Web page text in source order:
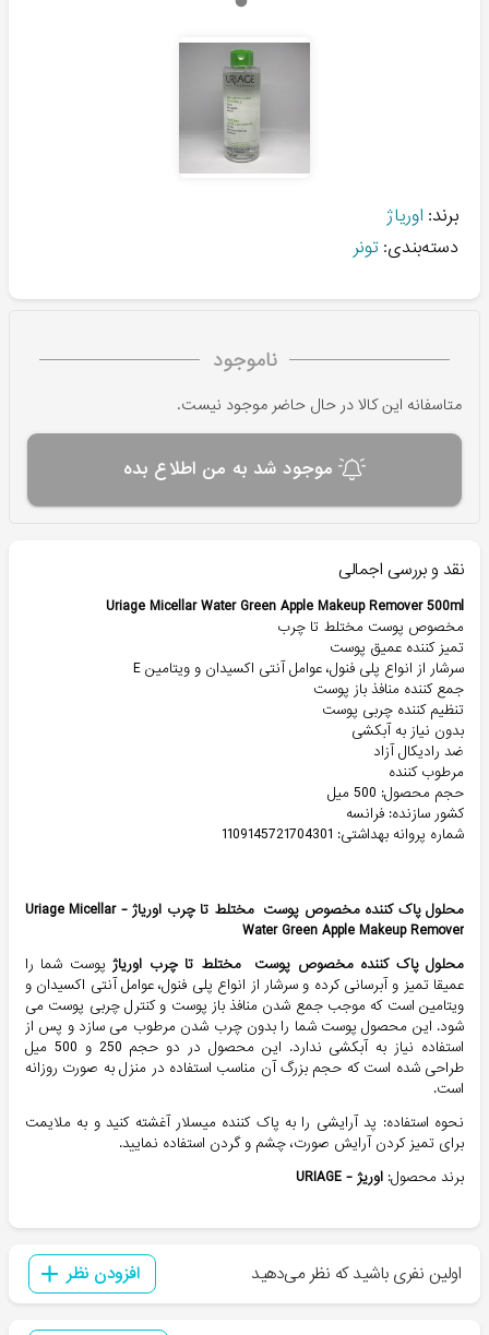
برند: اوریاژ
دسته‌بندی: تونر
ناموجود
متاسفانه این کالا در حال حاضر موجود نیست.
موجود شد به من اطلاع بده
نقد و بررسی اجمالی
Uriage Micellar Water Green Apple Makeup Remover 500ml
مخصوص پوست مختلط تا چرب
تمیز کننده عمیق پوست
سرشار از انواع پلی فنول، عوامل آنتی اکسیدان و ویتامین E
جمع کننده منافذ باز پوست
تنظیم کننده چربی پوست
بدون نیاز به آبکشی
ضد رادیکال آزاد
مرطوب کننده
حجم محصول: 500 میل
کشور سازنده: فرانسه
شماره پروانه بهداشتی: 1109145721704301
محلول پاک کننده مخصوص پوست مختلط تا چرب اوریاژ -Uriage Micellar
Water Green Apple Makeup Remover
محلول پاک کننده مخصوص پوست مختلط تا چرب اوریاژپوست شما را
عمیقا تمیز و آبرسانی کرده و سرشار از انواع پلی فنول، عوامل آنتی اکسیدان و
ویتامین است که موجب جمع شدن منافذ باز پوست و کنترل چربی پوست می
شود. این محصول پوست شما را بدون چرب شدن مرطوب می سازد و پس از
استفاده نیاز به آبکشی ندارد. این محصول در دو حجم 250 و 500 میل
طراحی شده است که حجم بزرگ آن مناسب استفاده در منزل به صورت روزانه
است.
نحوه استفاده: پد آرایشی را به پاک کننده میسلار آغشته کنید و به ملایمت
برای تمیز کردن آرایش صورت، چشم و گردن استفاده نمایید.
برند محصول: اوریژ - URIAGE
اولین نفری باشید که نظر می‌دهید افزودن نظر